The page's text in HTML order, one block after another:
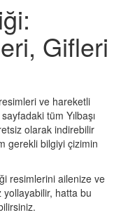
Gifleri
ve hareketli
tüm Yılbaşı
olarak indirebilir
gerekli bilgiyi çizimin
resimlerini ailenize ve
yollayabilir, hatta bu